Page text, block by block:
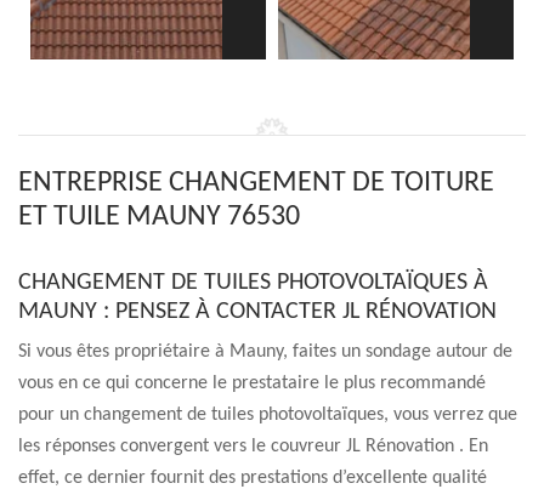
ENTREPRISE CHANGEMENT DE TOITURE
ET TUILE MAUNY 76530
CHANGEMENT DE TUILES PHOTOVOLTAÏQUES À
MAUNY : PENSEZ À CONTACTER JL RÉNOVATION
Si vous êtes propriétaire à Mauny, faites un sondage autour de
vous en ce qui concerne le prestataire le plus recommandé
pour un changement de tuiles photovoltaïques, vous verrez que
les réponses convergent vers le couvreur JL Rénovation . En
effet, ce dernier fournit des prestations d’excellente qualité